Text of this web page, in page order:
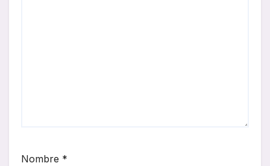
Nombre *